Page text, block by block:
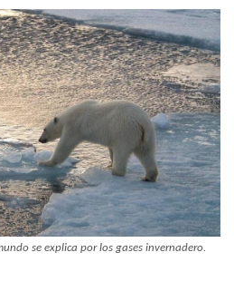
se explica por los gases invernadero.